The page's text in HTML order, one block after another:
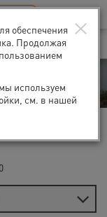
RU EN
×
обеспечения
Продолжая
используем
см. в нашей